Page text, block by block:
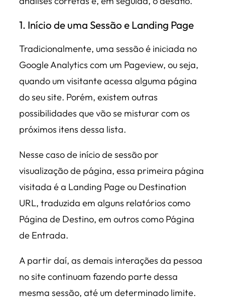
1. Início de uma Sessão e Landing Page
Tradicionalmente, uma sessão é iniciada no
Google Analytics com um Pageview, ou seja,
quando um visitante acessa alguma página
do seu site. Porém, existem outras
possibilidades que vão se misturar com os
próximos itens dessa lista.
Nesse caso de início de sessão por
visualização de página, essa primeira página
visitada é a Landing Page ou Destination
URL, traduzida em alguns relatórios como
Página de Destino, em outros como Página
de Entrada.
A partir daí, as demais interações da pessoa
no site continuam fazendo parte dessa
mesma sessão, até um determinado limite.